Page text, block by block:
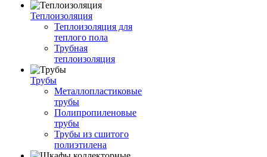
Теплоизоляция
Теплоизоляция для
теплого пола
Трубная
теплоизоляция
Трубы
Металлопластиковые
трубы
Полипропиленовые
трубы
Трубы из сшитого
полиэтилена